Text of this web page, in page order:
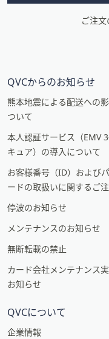
ご注
QVCからのお知らせ
熊本地震による配送への
ついて
本人認証サービス（EMV
キュア）の導入について
お客様番号（ID）および
ードの取扱いに関するご
停波のお知らせ
メンテナンスのお知らせ
無断転載の禁止
カード会社メンテナンス
お知らせ
QVCについて
企業情報